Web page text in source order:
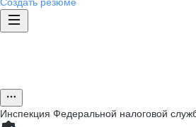
Инспекция Федеральной налоговой